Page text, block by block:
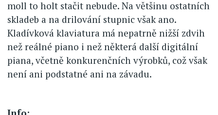
moll to holt stačit nebude. Na většinu ostatních
skladeb a na drilování stupnic však ano.
Kladívková klaviatura má nepatrně nižší zdvih
než reálné piano i než některá další digitální
piana, včetně konkurenčních výrobků, což však
není ani podstatné ani na závadu.